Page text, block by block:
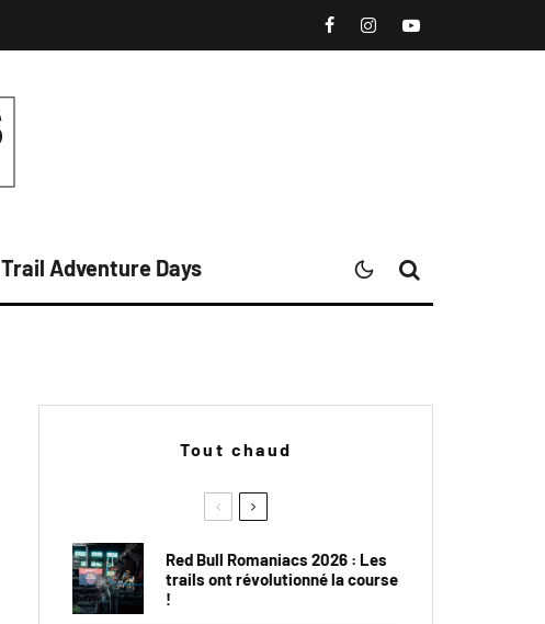
Trail Adventure Days
Tout chaud
Red Bull Romaniacs 2026 : Les
trails ont révolutionné la course
!